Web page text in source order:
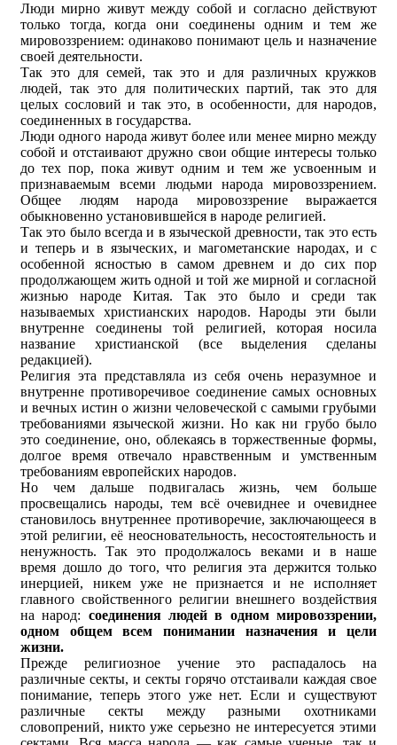
Люди мирно живут между собой и согласно действуют
только тогда, когда они соединены одним и тем же
мировоззрением: одинаково понимают цель и назначение
своей деятельности.
Так это для семей, так это и для различных кружков
людей, так это для политических партий, так это для
целых сословий и так это, в особенности, для народов,
соединенных в государства.
Люди одного народа живут более или менее мирно между
собой и отстаивают дружно свои общие интересы только
до тех пор, пока живут одним и тем же усвоенным и
признаваемым всеми людьми народа мировоззрением.
Общее людям народа мировоззрение выражается
обыкновенно установившейся в народе религией.
Так это было всегда и в языческой древности, так это есть
и теперь и в языческих, и магометанские народах, и с
особенной ясностью в самом древнем и до сих пор
продолжающем жить одной и той же мирной и согласной
жизнью народе Китая. Так это было и среди так
называемых христианских народов. Народы эти были
внутренне соединены той религией, которая носила
название христианской (все выделения сделаны
редакцией).
Религия эта представляла из себя очень неразумное и
внутренне противоречивое соединение самых основных
и вечных истин о жизни человеческой с самыми грубыми
требованиями языческой жизни. Но как ни грубо было
это соединение, оно, облекаясь в торжественные формы,
долгое время отвечало нравственным и умственным
требованиям европейских народов.
Но чем дальше подвигалась жизнь, чем больше
просвещались народы, тем всё очевиднее и очевиднее
становилось внутреннее противоречие, заключающееся в
этой религии, её неосновательность, несостоятельность и
ненужность. Так это продолжалось веками и в наше
время дошло до того, что религия эта держится только
инерцией, никем уже не признается и не исполняет
главного свойственного религии внешнего воздействия
на народ: соединения людей в одном мировоззрении,
одном общем всем понимании назначения и цели
жизни.
Прежде религиозное учение это распадалось на
различные секты, и секты горячо отстаивали каждая свое
понимание, теперь этого уже нет. Если и существуют
различные секты между разными охотниками
словопрений, никто уже серьезно не интересуется этими